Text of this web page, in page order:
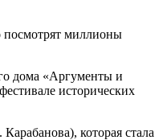
посмотрят миллионы
дома «Аргументы и
исторических
которая стала